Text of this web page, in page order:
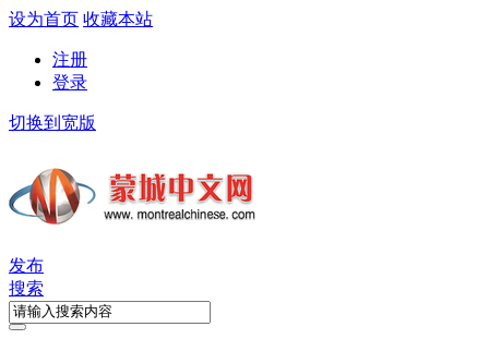
设为首页 收藏本站
注册
登录
切换到宽版
发布
搜索